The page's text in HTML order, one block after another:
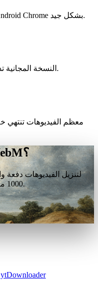
نعم. يعمل التطبيق على iOS Safari وAndroid Chrome بشكل جيد.
النسخة المجانية تدعم ملفات حتى 2 جيجابايت لكل ملف.
معظم الفيديوهات تنتهي
تحتاج أكثر من 3GP إلى WebM؟
1000 منصة. مجاني تمامًا بلا تسجيل أو حساب.